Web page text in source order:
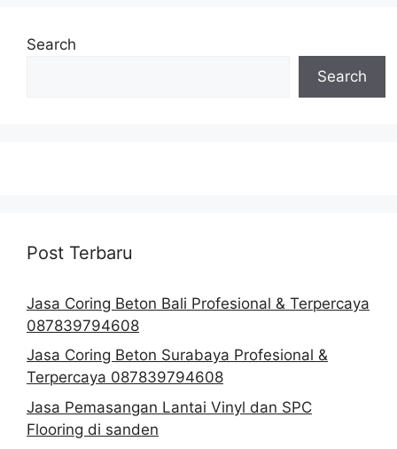
Search
Search
Post Terbaru
Jasa Coring Beton Bali Profesional & Terpercaya
087839794608
Jasa Coring Beton Surabaya Profesional &
Terpercaya 087839794608
Jasa Pemasangan Lantai Vinyl dan SPC
Flooring di sanden